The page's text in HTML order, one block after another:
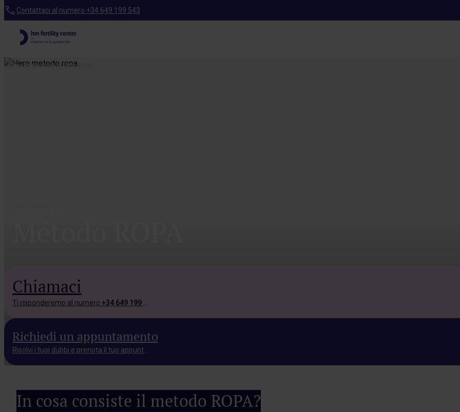
Contattaci al numero +34 649 199 543
Fecondazione in vitro (FIV)
Chiamaci
Ti risponderemo al numero +34 649 199 543.
Richiedi un appuntamento
In cosa consiste il metodo ROPA?